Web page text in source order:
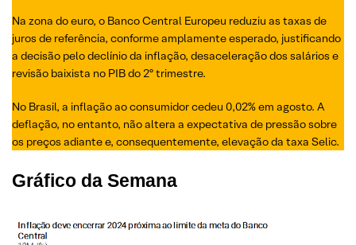
Na zona do euro, o Banco Central Europeu reduziu as taxas de
juros de referência, conforme amplamente esperado, justificando
a decisão pelo declínio da inflação, desaceleração dos salários e
revisão baixista no PIB do 2º trimestre.
No Brasil, a inflação ao consumidor cedeu 0,02% em agosto. A
deflação, no entanto, não altera a expectativa de pressão sobre
os preços adiante e, consequentemente, elevação da taxa Selic.
Gráfico da Semana